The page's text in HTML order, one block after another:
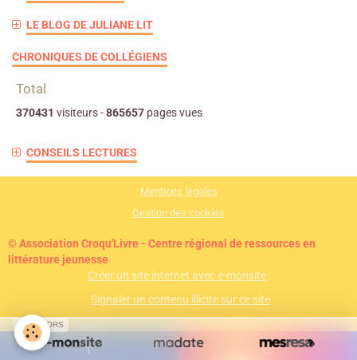
LE BLOG DE JULIANE LIT
CHRONIQUES DE COLLÉGIENS
Total
370431 visiteurs -865657 pages vues
CONSEILS LECTURES
Mentions légales
Gestion des cookies
© Association Croqu'Livre - Centre régional de ressources en
littérature jeunesse
Créer un site internet avec e-monsite
Signaler un contenu illicite sur ce site
SPONSORS